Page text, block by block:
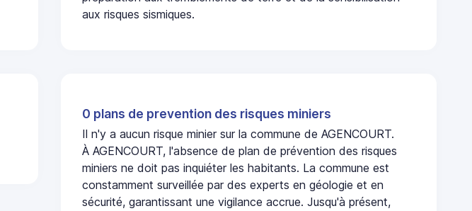
aux risques sismiques.
0 plans de prevention des risques miniers
Il n'y a aucun risque minier sur la commune de AGENCOURT.
À AGENCOURT, l'absence de plan de prévention des risques
miniers ne doit pas inquiéter les habitants. La commune est
constamment surveillée par des experts en géologie et en
sécurité, garantissant une vigilance accrue. Jusqu'à présent,